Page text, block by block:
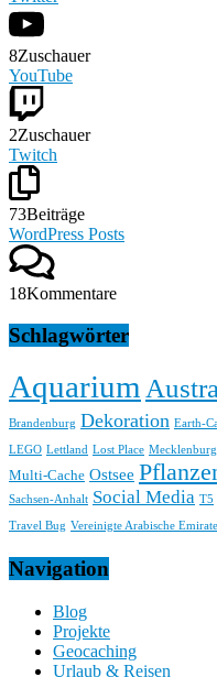
8Zuschauer
YouTube
2Zuschauer
Twitch
73Beiträge
WordPress Posts
18Kommentare
Schlagwörter
Aquarium
Brandenburg Dekoration Earth-
LEGO Lettland Lost Place
Multi-Cache Ostsee
Sachsen-Anhalt Social Media T5
Travel Bug Vereinigte Arabische Emirate
Navigation
Blog
Projekte
Geocaching
Urlaub & Reisen